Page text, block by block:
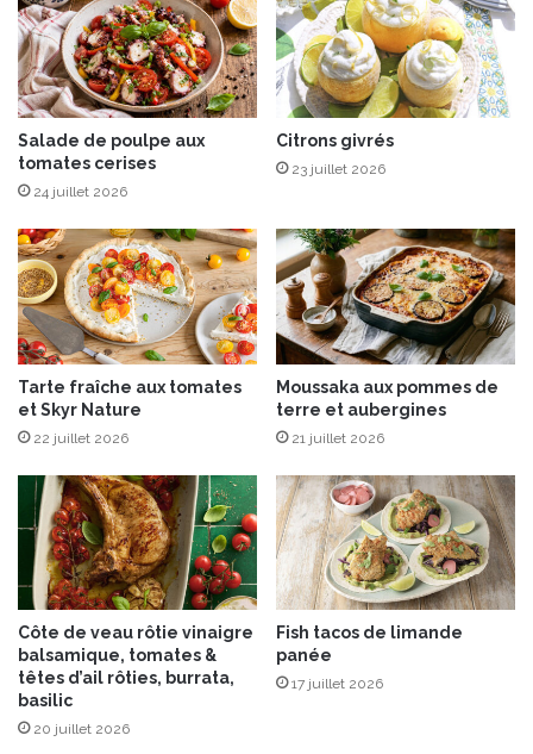
s
t
è
q
u
e
,
C
p
r
i
c
e
d
s
A
r
u
i
t
s
r
o
u
e
s
Salade de poulpe aux
tomates cerises
24 juillet 2026
Citrons givrés
23 juillet 2026
Tarte fraîche aux tomates
et Skyr Nature
22 juillet 2026
Moussaka aux pommes de
terre et aubergines
21 juillet 2026
Côte de veau rôtie vinaigre
balsamique, tomates &
têtes d’ail rôties, burrata,
basilic
20 juillet 2026
Fish tacos de limande
panée
17 juillet 2026